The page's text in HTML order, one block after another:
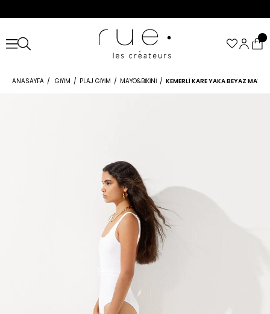
ANASAYFA GIYIM PLAJ GIYIM MAYO&BIKINI KEMERLI KARE YAKA BEYAZ MAYO